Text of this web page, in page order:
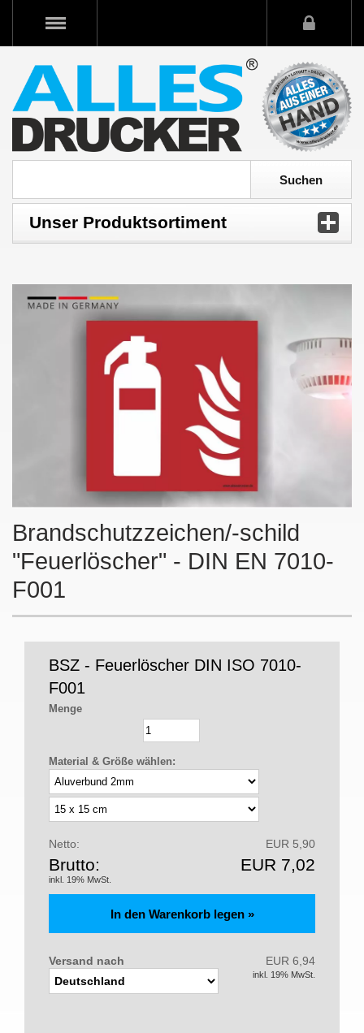
Unser Produktsortiment
Brandschutzzeichen/-schild
"Feuerlöscher" - DIN EN 7010-
F001
BSZ - Feuerlöscher DIN ISO 7010-
F001
Menge
Material & Größe wählen:
Netto: EUR 5,90
Brutto:
inkl. 19% MwSt.
EUR 7,02
Versand nach EUR 6,94
inkl. 19% MwSt.